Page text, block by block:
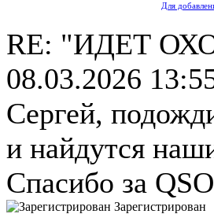
Для
RE: "ИДЕТ
08.03.2026
Сергей,
и найдутся
Спасибо за
Зарегистрирован